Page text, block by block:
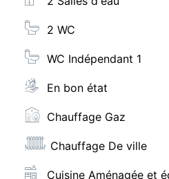
2 WC
WC Indépendant 1
En bon état
Chauffage Gaz
Chauffage De ville
Cuisine Aménagée et